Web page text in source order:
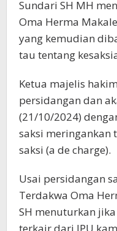
Sundari SH MH
Oma Herma
yang kemudian
tau tentang
Ketua majelis
persidangan dan
(21/10/2024)
saksi meringankan
saksi (a de charge).
Usai persidangan
Terdakwa Oma
SH menuturkan
terkair dari JPU